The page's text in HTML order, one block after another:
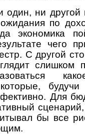
один, ни
по
экономика
чего
С другой
слишком
Для
бы все